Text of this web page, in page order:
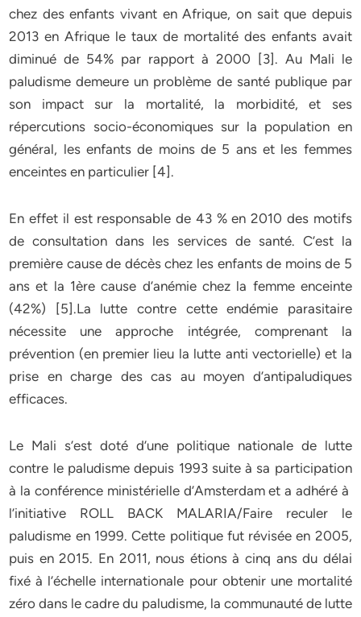
chez des enfants vivant en Afrique, on sait que depuis
2013 en Afrique le taux de mortalité des enfants avait
diminué de 54% par rapport à 2000 [3]. Au Mali le
paludisme demeure un problème de santé publique par
son impact sur la mortalité, la morbidité, et ses
répercutions socio-économiques sur la population en
général, les enfants de moins de 5 ans et les femmes
enceintes en particulier [4].
En effet il est responsable de 43 % en 2010 des motifs
de consultation dans les services de santé. C’est la
première cause de décès chez les enfants de moins de 5
ans et la 1ère cause d’anémie chez la femme enceinte
(42%) [5].La lutte contre cette endémie parasitaire
nécessite une approche intégrée, comprenant la
prévention (en premier lieu la lutte anti vectorielle) et la
prise en charge des cas au moyen d’antipaludiques
efficaces.
Le Mali s’est doté d’une politique nationale de lutte
contre le paludisme depuis 1993 suite à sa participation
à la conférence ministérielle d’Amsterdam et a adhéré à
l’initiative ROLL BACK MALARIA/Faire reculer le
paludisme en 1999. Cette politique fut révisée en 2005,
puis en 2015. En 2011, nous étions à cinq ans du délai
fixé à l’échelle internationale pour obtenir une mortalité
zéro dans le cadre du paludisme, la communauté de lutte